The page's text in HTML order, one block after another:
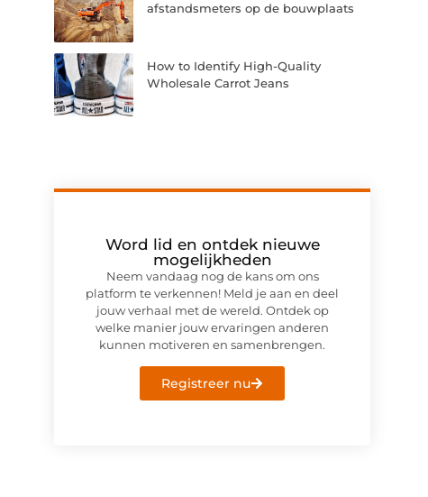
afstandsmeters op de bouwplaats
How to Identify High-Quality
Wholesale Carrot Jeans
Word lid en ontdek nieuwe
mogelijkheden
Neem vandaag nog de kans om ons
platform te verkennen! Meld je aan en deel
jouw verhaal met de wereld. Ontdek op
welke manier jouw ervaringen anderen
kunnen motiveren en samenbrengen.
Registreer nu